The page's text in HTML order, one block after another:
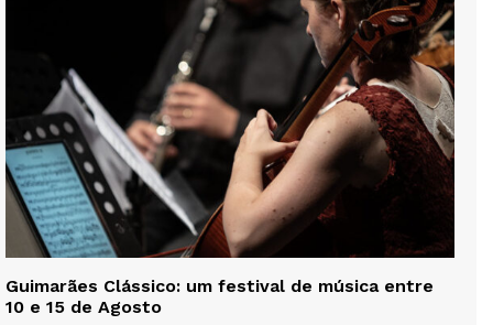
Guimarães Clássico: um festival de música entre
10 e 15 de Agosto